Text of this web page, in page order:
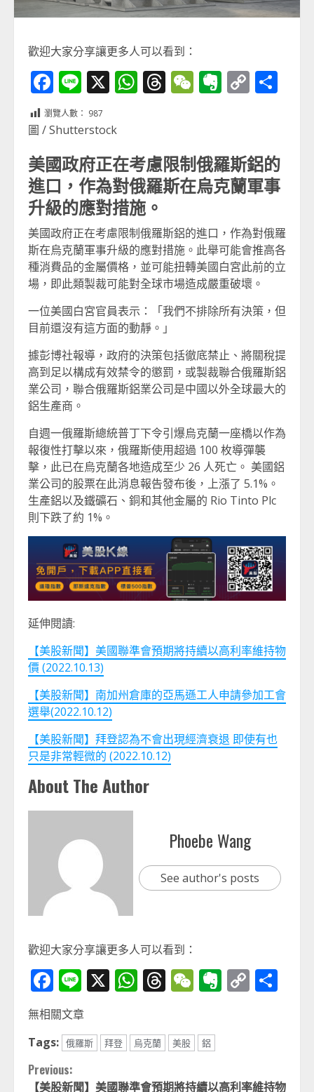
歡迎大家分享讓更多人可以看到：
Facebook
Line
X WhatsApp
Threads
WeChat
Evernote
Copy
瀏覽人數： 987
圖 / Shutterstock
美國政府正在考慮限制俄羅斯鋁的
進口，作為對俄羅斯在烏克蘭軍事
升級的應對措施。
美國政府正在考慮限制俄羅斯鋁的進口，作為對俄羅
斯在烏克蘭軍事升級的應對措施。此舉可能會推高各
種消費品的金屬價格，並可能扭轉美國白宮此前的立
場，即此類製裁可能對全球市場造成嚴重破壞。
一位美國白宮官員表示：「我們不排除所有決策，但
目前還沒有這方面的動靜。」
據彭博社報導，政府的決策包括徹底禁止、將關稅提
高到足以構成有效禁令的懲罰，或製裁聯合俄羅斯鋁
業公司，聯合俄羅斯鋁業公司是中國以外全球最大的
鋁生產商。
自週一俄羅斯總統普丁下令引爆烏克蘭一座橋以作為
報復性打擊以來，俄羅斯使用超過 100 枚導彈襲
擊，此已在烏克蘭各地造成至少 26 人死亡。 美國鋁
業公司的股票在此消息報告發布後，上漲了 5.1%。
生產鋁以及鐵礦石、銅和其他金屬的 Rio Tinto Plc
則下跌了約 1%。
延伸閱讀:
【美股新聞】美國聯準會預期將持續以高利率維持物
價 (2022.10.13)
【美股新聞】南加州倉庫的亞馬遜工人申請參加工會
選舉(2022.10.12)
【美股新聞】拜登認為不會出現經濟衰退 即使有也
只是非常輕微的 (2022.10.12)
About The Author
Phoebe Wang
See author's posts
歡迎大家分享讓更多人可以看到：
Facebook
Line
X WhatsApp
Threads
WeChat
Evernote
Copy
無相關文章
Tags: 俄羅斯 拜登 烏克蘭 美股 鋁
Continue
Previous:
【美股新聞】美國聯準會預期將持續以高利率維持物